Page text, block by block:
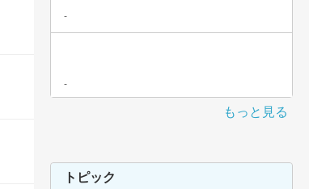
-
-
もっと見る
トピック